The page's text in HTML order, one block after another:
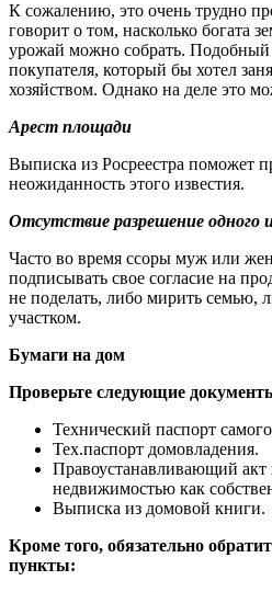
К сожалению, это очень трудно
говорит о том, насколько богата
урожай можно собрать. Подобный
покупателя, который бы хотел
хозяйством. Однако на деле это
Арест площади
Выписка из Росреестра поможет
неожиданность этого известия.
Отсутствие разрешение одного
Часто во время ссоры муж или
подписывать свое согласие на
не поделать, либо мирить семью,
участком.
Бумаги на дом
Проверьте следующие
Технический паспорт
Тех.паспорт домовладения.
Правоустанавливающий акт
недвижимостью как
Выписка из домовой книги.
Кроме того, обязательно
пункты: